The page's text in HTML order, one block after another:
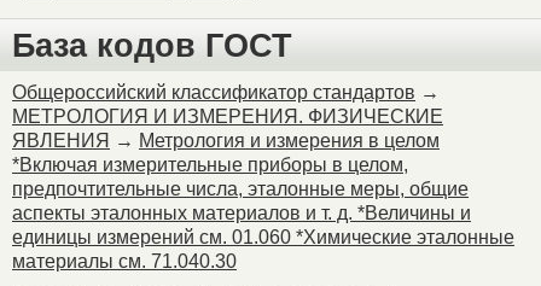
База кодов ГОСТ
Общероссийский классификатор стандартов →
МЕТРОЛОГИЯ И ИЗМЕРЕНИЯ. ФИЗИЧЕСКИЕ
ЯВЛЕНИЯ → Метрология и измерения в целом
*Включая измерительные приборы в целом,
предпочтительные числа, эталонные меры, общие
аспекты эталонных материалов и т. д. *Величины и
единицы измерений см. 01.060 *Химические эталонные
материалы см. 71.040.30